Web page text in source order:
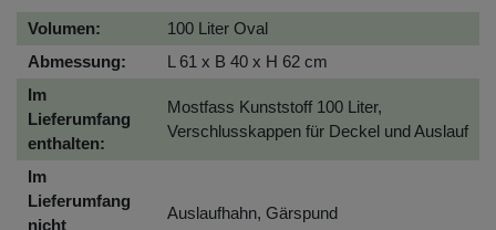
Volumen:
100 Liter Oval
Abmessung:
L 61 x B 40 x H 62 cm
Im
Lieferumfang
enthalten:
Mostfass Kunststoff 100 Liter,
Verschlusskappen für Deckel und Auslauf
Im
Lieferumfang
nicht
Auslaufhahn, Gärspund